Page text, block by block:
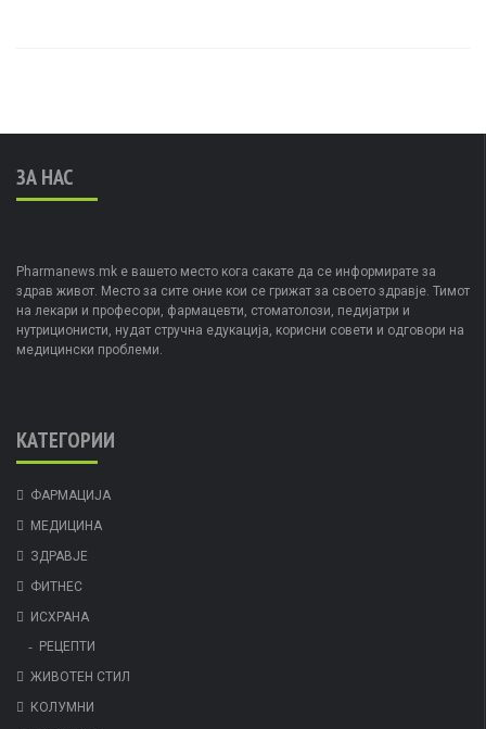
ЗА НАС
Pharmanews.mk е вашето место кога сакате да се информирате за
здрав живот. Место за сите оние кои се грижат за своето здравје. Тимот
на лекари и професори, фармацевти, стоматолози, педијатри и
нутриционисти, нудат стручна едукација, корисни совети и одговори на
медицински проблеми.
КАТЕГОРИИ
ФАРМАЦИЈА
МЕДИЦИНА
ЗДРАВЈЕ
ФИТНЕС
ИСХРАНА
РЕЦЕПТИ
ЖИВОТЕН СТИЛ
КОЛУМНИ